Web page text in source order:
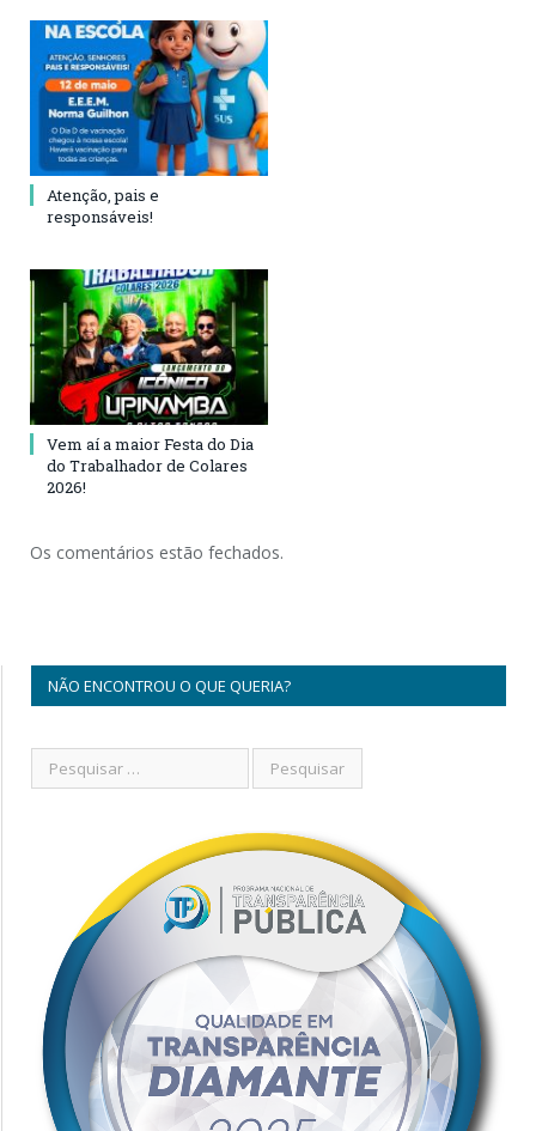
Atenção, pais e
responsáveis!
Vem aí a maior Festa do Dia
do Trabalhador de Colares
2026!
Os comentários estão fechados.
NÃO ENCONTROU O QUE QUERIA?